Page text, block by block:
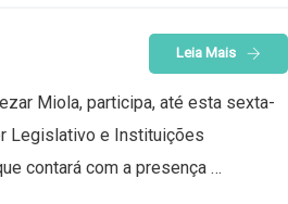
Leia Mais
Miola, participa, até esta sexta-
Legislativo e Instituições
contará com a presença …